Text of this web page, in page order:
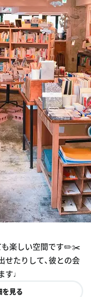
も楽しい空間です✏️✂️
たりして、彼との会
す♩
を見る